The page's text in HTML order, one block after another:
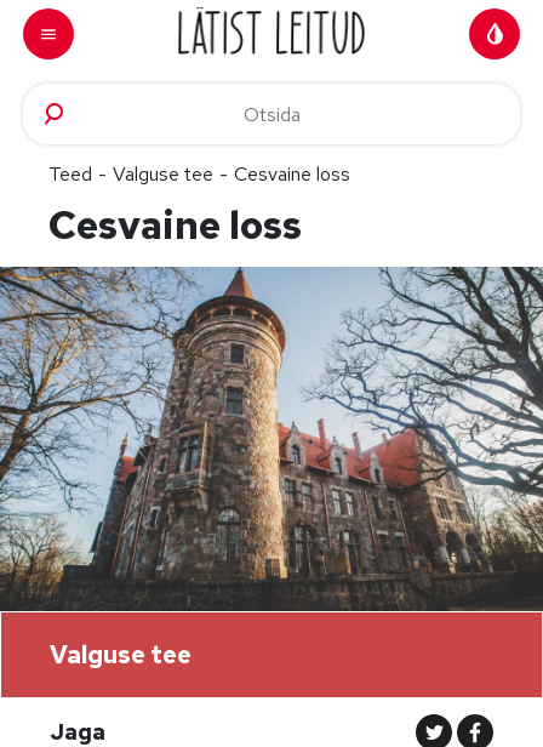
Skip to content
Teed - Valguse tee - Cesvaine loss
Cesvaine loss
Valguse tee
Jaga